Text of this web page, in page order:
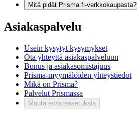
Mitä pidät Prisma.fi-verkkokaupasta?
Asiakaspalvelu
Usein kysytyt kysymykset
Ota yhteyttä asiakaspalveluun
Bonus ja asiakasomistajuus
Prisma-myymälöiden yhteystiedot
Mikä on Prisma?
Palvelut Prismassa
Muuta evästeasetuksia